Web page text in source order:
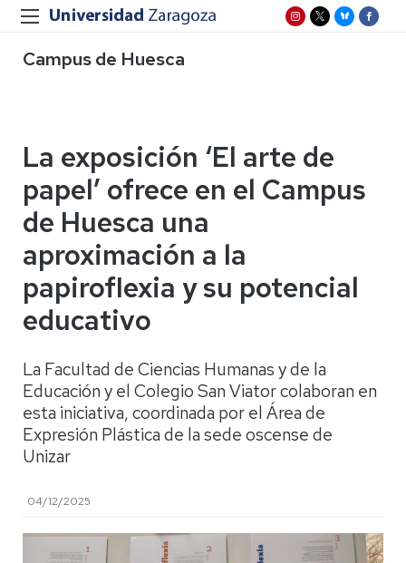
Campus de Huesca
La exposición ‘El arte de
papel’ ofrece en el Campus
de Huesca una
aproximación a la
papiroflexia y su potencial
educativo
La Facultad de Ciencias Humanas y de la
Educación y el Colegio San Viator colaboran en
esta iniciativa, coordinada por el Área de
Expresión Plástica de la sede oscense de
Unizar
04/12/2025